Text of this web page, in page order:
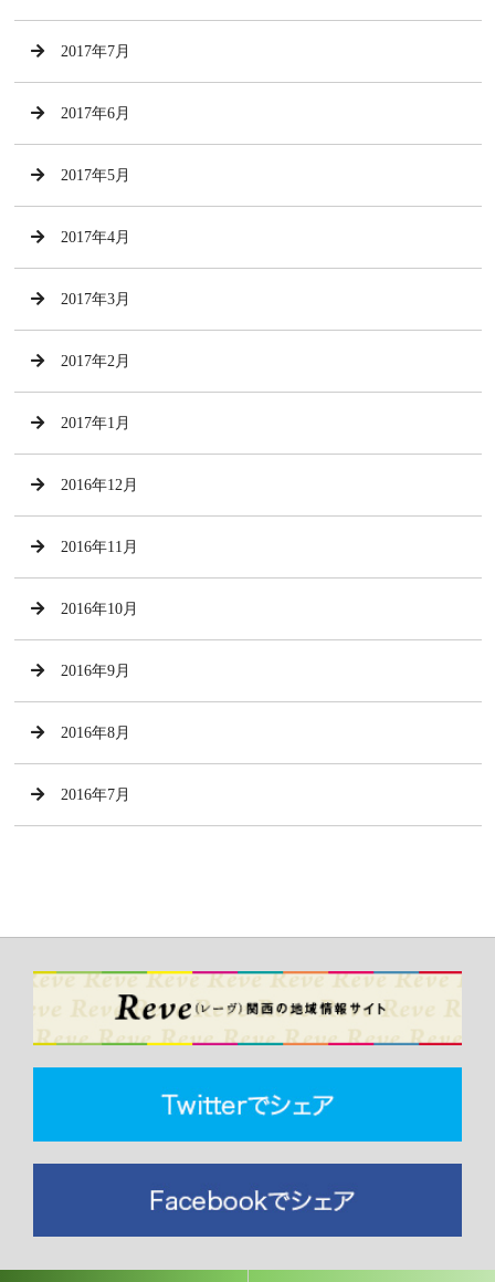
2017年7月
2017年6月
2017年5月
2017年4月
2017年3月
2017年2月
2017年1月
2016年12月
2016年11月
2016年10月
2016年9月
2016年8月
2016年7月